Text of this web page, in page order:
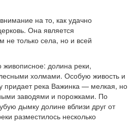
на то, как удачно
Она является
не только села, но и всей
живописное: долина реки,
холмами. Особую живость и
придает река Важинка — мелкая, но
заводями и порожками. По
дымку долине вблизи друг от
разместилось несколько